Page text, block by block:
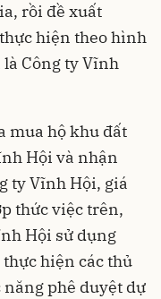
rồi đề xuất
hiện theo hình
Công ty Vĩnh
mua hộ khu đất
Hội và nhận
ty Vĩnh Hội, giá
thức việc trên,
Hội sử dụng
hiện các thủ
phê duyệt dự